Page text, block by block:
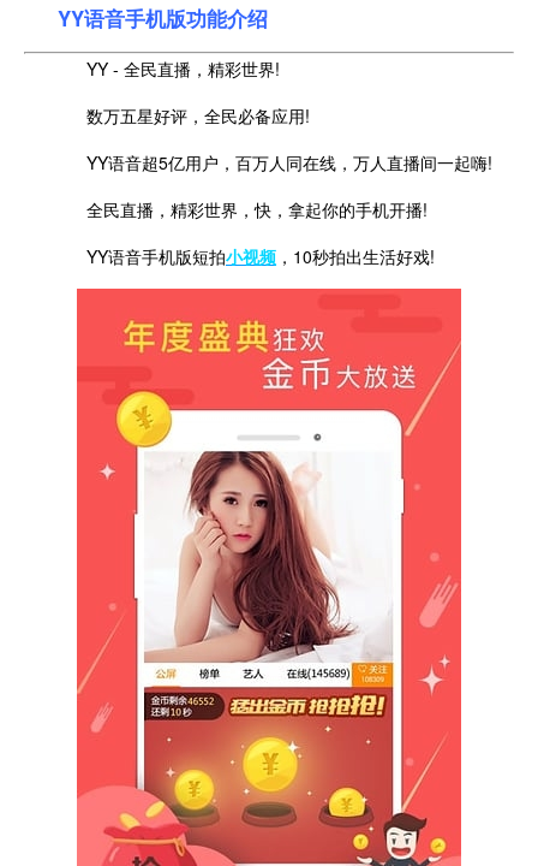
YY语音手机版功能介绍
YY - 全民直播，精彩世界!
数万五星好评，全民必备应用!
YY语音超5亿用户，百万人同在线，万人直播间一起嗨!
全民直播，精彩世界，快，拿起你的手机开播!
YY语音手机版短拍小视频 ，10秒拍出生活好戏!